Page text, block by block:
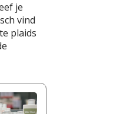
je
vind
plaids